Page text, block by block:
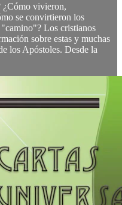
¿Cómo vivieron,
se convirtieron los
Los cristianos
sobre estas y muchas
los Apóstoles. Desde la